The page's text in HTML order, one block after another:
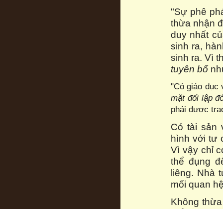
"Sự phê
thừa nhận
duy nhất
sinh ra,
sinh ra. Vì
tuyên bố
"Có giáo dục
mặt đối lập
phải được
Có tài sản
hình với tư
Vì vậy chỉ
thể đụng
liêng. Nhà
mối quan
Không